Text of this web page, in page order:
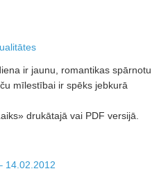
ir jaunu, romantikas spārnotu
mīlestībai ir spēks jebkurā
drukātajā vai PDF versijā.
14.02.2012